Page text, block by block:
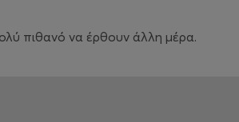
πιθανό να έρθουν άλλη μέρα.